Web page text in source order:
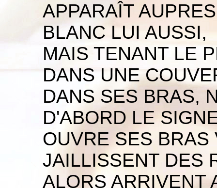
APPARAÎT
BLANC LUI AUSSI,
MAIS TENANT LE
DANS UNE
DANS SES BRAS,
D'ABORD LE
OUVRE SES BRAS
JAILLISSENT DES
ALORS ARRIVENT